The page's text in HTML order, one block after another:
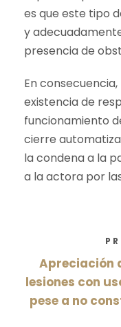
es que este tipo
y
presencia de
En
existencia de
funcionamiento
cierre
la condena a la
a la actora por
Apreciación
lesiones con
pese a no